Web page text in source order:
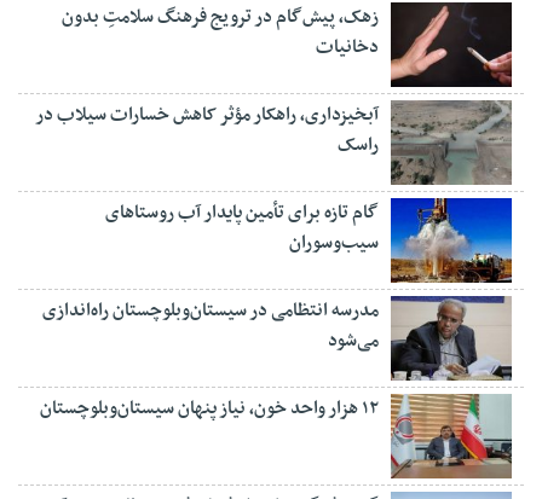
زهک، پیش‌گام در ترویج فرهنگ سلامتِ بدون
دخانیات
آبخیزداری، راهکار مؤثر کاهش خسارات سیلاب در
راسک
گام تازه برای تأمین پایدار آب روستاهای
سیب‌وسوران
مدرسه انتظامی در سیستان‌وبلوچستان راه‌اندازی
می‌شود
۱۲ هزار واحد خون، نیاز پنهان سیستان‌وبلوچستان